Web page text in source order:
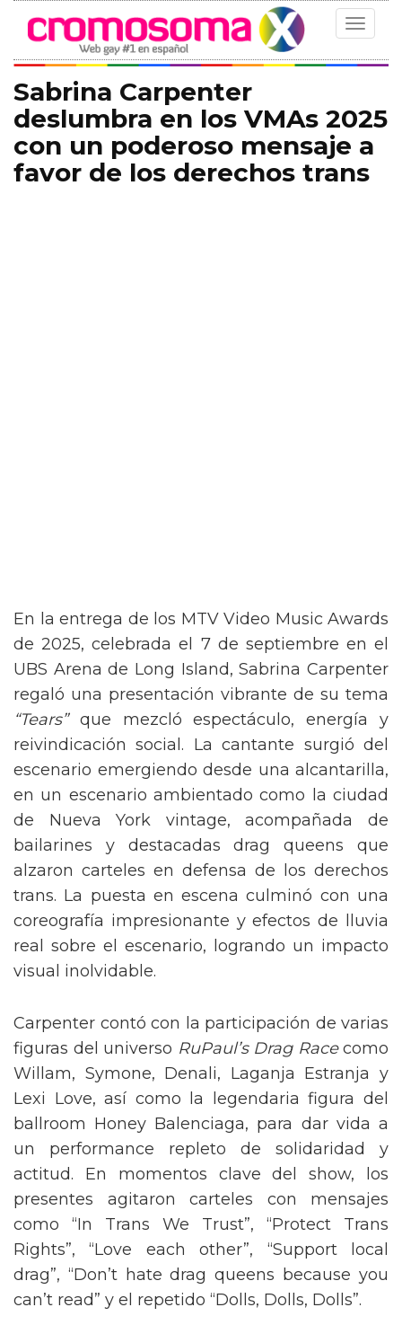
Toggle
Sabrina Carpenter
deslumbra en los VMAs 2025
con un poderoso mensaje a
favor de los derechos trans
En la entrega de los MTV Video Music Awards
de 2025, celebrada el 7 de septiembre en el
UBS Arena de Long Island, Sabrina Carpenter
regaló una presentación vibrante de su tema
“Tears”que mezcló espectáculo, energía y
reivindicación social. La cantante surgió del
escenario emergiendo desde una alcantarilla,
en un escenario ambientado como la ciudad
de Nueva York vintage, acompañada de
bailarines y destacadas drag queens que
alzaron carteles en defensa de los derechos
trans. La puesta en escena culminó con una
coreografía impresionante y efectos de lluvia
real sobre el escenario, logrando un impacto
visual inolvidable.
Carpenter contó con la participación de varias
figuras del universo RuPaul’s Drag Racecomo
Willam, Symone, Denali, Laganja Estranja y
Lexi Love, así como la legendaria figura del
ballroom Honey Balenciaga, para dar vida a
un performance repleto de solidaridad y
actitud. En momentos clave del show, los
presentes agitaron carteles con mensajes
como “In Trans We Trust”, “Protect Trans
Rights”, “Love each other”, “Support local
drag”, “Don’t hate drag queens because you
can’t read” y el repetido “Dolls, Dolls, Dolls”.